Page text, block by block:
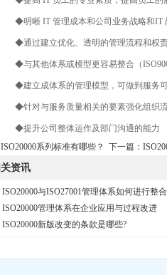
◆明晰 IT 管理成本和公司业务战略和IT 战
◆通过建立优化、透明的管理流程和权责
◆与其他体系或模型更容易整合（
◆建立成体系的管理模型，可做到服务可
◆针对与服务质量相关的要素强化组织流
◆提升公司整体运作及部门沟通的能力
ISO20000系列标准有哪些？ 下一篇：
资讯
ISO20000与ISO27001管理体系如何进行整合
ISO20000管理体系在企业应用与过程改进
ISO20000新版改变的条款是哪些?